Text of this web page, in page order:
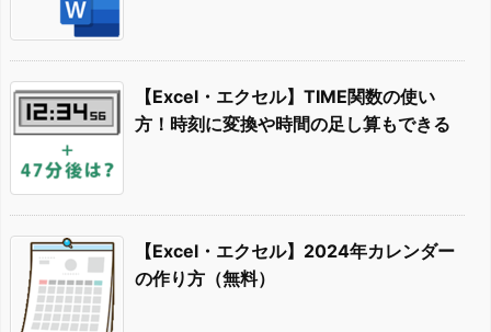
【Excel・エクセル】TIME関数の使い
方！時刻に変換や時間の足し算もできる
【Excel・エクセル】2024年カレンダー
の作り方（無料）